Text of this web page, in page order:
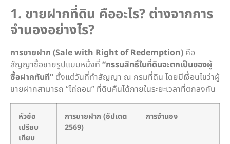
1. ขายฝากที่ดิน คืออะไร? ต่างจากการ
จำนองอย่างไร?
การขายฝาก (Sale with Right of Redemption) คือ
สัญญาซื้อขายรูปแบบหนึ่งที่ “กรรมสิทธิ์ในที่ดินจะตกเป็นของผู้
ซื้อฝากทันที” ตั้งแต่วันที่ทำสัญญา ณ กรมที่ดิน โดยมีเงื่อนไขว่าผู้
ขายฝากสามารถ “ไถ่ถอน” ที่ดินคืนได้ภายในระยะเวลาที่ตกลงกัน
หัวข้อ
เปรียบ
เทียบ
การขายฝาก (อัปเดต
2569)
การจำนอง